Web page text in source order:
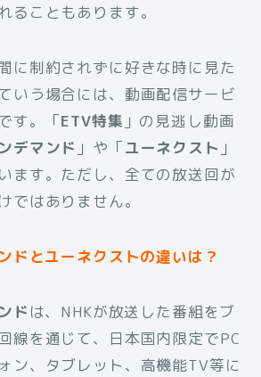
ることもあります。
に制約されずに好きな時に見た
いう場合には、動画配信サービ
す。「ETV特集 」の見逃し動画
デマンド 」や「ユーネクスト 」
ます。ただし、全ての放送回が
ではありません。
ドとユーネクストの違いは？
ド は、NHKが放送した番組をブ
線を通じて、日本国内限定でPC
ン、タブレット、高機能TV等に